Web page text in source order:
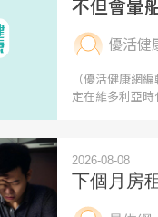
不但會暈
優活健
（優活健康網
定在維多利亞